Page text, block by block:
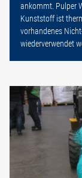
ankommt. Pulper
Kunststoff ist
vorhandenes
wiederverwendet